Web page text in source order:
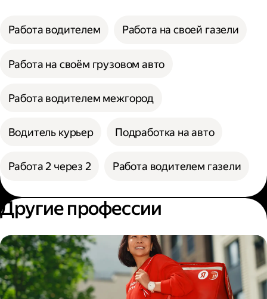
Работа водителем Работа на своей газели
Работа на своём грузовом авто
Работа водителем межгород
Водитель курьер Подработка на авто
Работа 2 через 2 Работа водителем газели
Другие профессии